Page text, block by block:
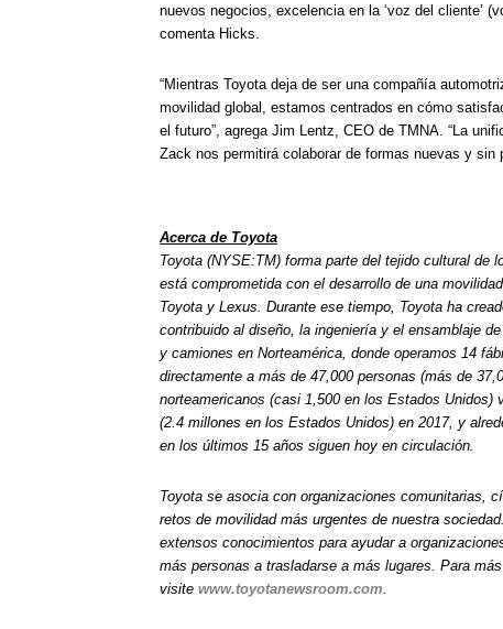
nuevos negocios, excelencia en la ‘voz del cliente’
comenta Hicks.
“Mientras Toyota deja de ser una compañía
movilidad global, estamos centrados en cómo
el futuro”, agrega Jim Lentz, CEO de TMNA. “La
Zack nos permitirá colaborar de formas nuevas y sin
Acerca de Toyota
Toyota (NYSE:TM) forma parte del tejido cultural de
está comprometida con el desarrollo de una
Toyota y Lexus. Durante ese tiempo, Toyota ha
contribuido al diseño, la ingeniería y el ensamblaje
y camiones en Norteamérica, donde operamos 14
directamente a más de 47,000 personas (más de
norteamericanos (casi 1,500 en los Estados
(2.4 millones en los Estados Unidos) en 2017, y
en los últimos 15 años siguen hoy en circulación.
Toyota se asocia con organizaciones comunitarias,
retos de movilidad más urgentes de nuestra
extensos conocimientos para ayudar a
más personas a trasladarse a más lugares. Para
visite www.toyotanewsroom.com